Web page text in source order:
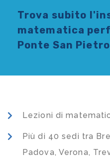
Trova subito l'
matematica
Ponte San
Lezioni di
Più di 40 sedi tra
Padova, Verona,